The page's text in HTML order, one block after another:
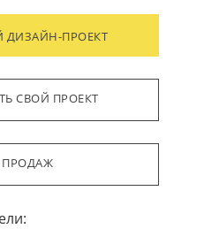
ДИЗАЙН-ПРОЕКТ
СВОЙ ПРОЕКТ